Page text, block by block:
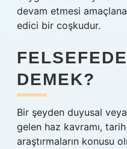
devam etmesi
edici bir coşkudur.
DEMEK?
Bir şeyden duyusal
gelen haz kavramı,
araştırmaların konusu